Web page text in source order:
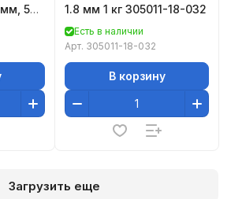
5
1.8 мм 1 кг 305011-18-032
Есть в наличии
Арт. 305011-18-032
В корзину
Загрузить еще